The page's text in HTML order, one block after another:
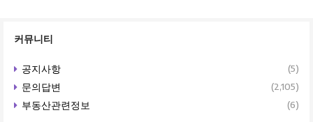
커뮤니티
공지사항 (5)
문의답변 (2,105)
부동산관련정보 (6)